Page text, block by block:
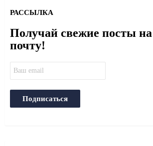
РАССЫЛКА
Получай свежие посты
почту!